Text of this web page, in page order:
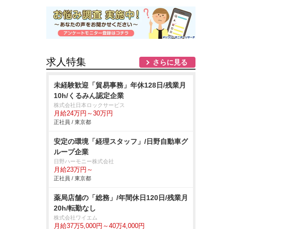
求人特集 さらに見る
未経験歓迎「貿易事務」年休128日/残業月
10h/くるみん認定企業
株式会社日本ロックサービス
月給24万円～30万円
正社員 / 東京都
安定の環境「経理スタッフ」/日野自動車グ
ループ企業
日野ハーモニー株式会社
月給23万円～
正社員 / 東京都
薬局店舗の「総務」/年間休日120日/残業月
20h/転勤なし
株式会社ワイエム
月給37万5,000円～40万4,000円